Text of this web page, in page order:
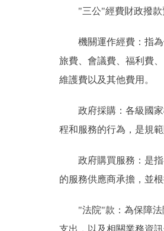
"三公"經費財政撥款預
機關運作經費：指為
旅費、會議費、福利費
維護費以及其他費用。
政府採購：各級國家
程和服務的行為，是規
政府購買服務：是指
的服務供應商承擔，並
"法院"款：為保障法院
支出，以及相關業務資